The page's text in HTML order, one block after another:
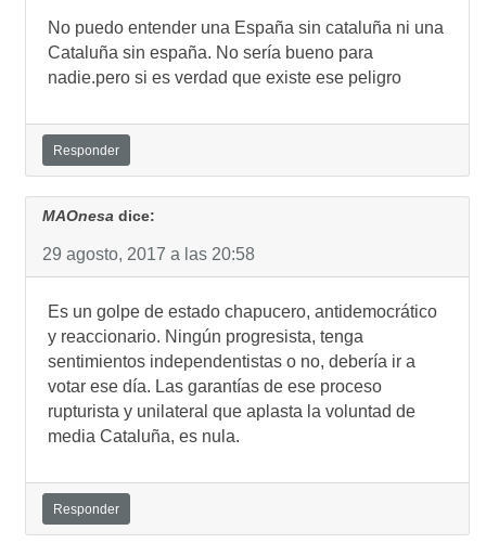
No puedo entender una España sin cataluña ni una
Cataluña sin españa. No sería bueno para
nadie.pero si es verdad que existe ese peligro
Responder
MAOnesa dice:
29 agosto, 2017 a las 20:58
Es un golpe de estado chapucero, antidemocrático
y reaccionario. Ningún progresista, tenga
sentimientos independentistas o no, debería ir a
votar ese día. Las garantías de ese proceso
rupturista y unilateral que aplasta la voluntad de
media Cataluña, es nula.
Responder